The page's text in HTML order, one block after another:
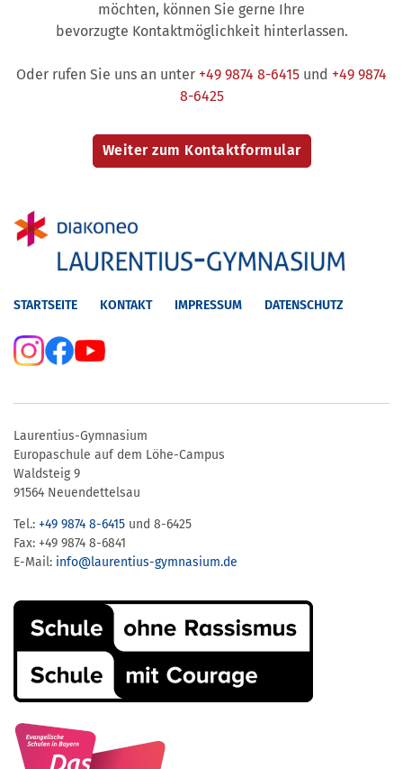
möchten, können Sie gerne Ihre
bevorzugte Kontaktmöglichkeit hinterlassen.
Oder rufen Sie uns an unter +49 9874 8-6415 und +49 9874
8-6425
STARTSEITE KONTAKT IMPRESSUM DATENSCHUTZ
Laurentius-Gymnasium
Europaschule auf dem Löhe-Campus
Waldsteig 9
91564 Neuendettelsau
Tel.: +49 9874 8-6415 und 8-6425
Fax: +49 9874 8-6841
E-Mail: info@laurentius-gymnasium.de